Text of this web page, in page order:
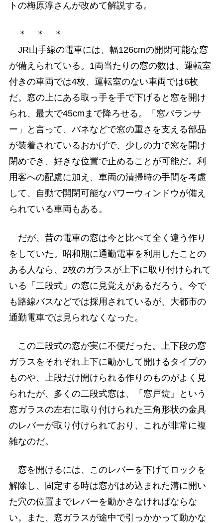
トの梅原淳さんが改めて解説する。
＊ ＊ ＊
JR山手線の電車には、幅126cmの開閉可能な窓
が備えられている。1両当たりの窓の数は、運転室
付きの車両では4枚、運転室のない車両では6枚
だ。窓の上にある取っ手を手で下げると窓を開け
られ、最大で45cmまで降ろせる。「窓バランサ
ー」と言って、バネなどで窓の重さを支える部品
が装着されているおかげで、少しの力で窓を開け
閉めでき、好きな位置で止めることが可能だ。利
用客への配慮に加え、車両の清掃時の手間を考慮
して、自動で開閉可能なパワーウィンドウが備え
られている車両もある。
だが、昔の電車の窓は今と比べて全く違う作り
をしていた。昭和期に通勤電車を利用したことの
ある人なら、2枚のガラスが上下に取り付けられて
いる「二段式」の窓に見覚えがあるだろう。今で
も路線バスなどでは採用されているが、大都市の
通勤電車では見られなくなった。
この二段式の窓が実に不便だった。上下段の窓
ガラスをそれぞれ上下に動かして開けるタイプの
ものや、上段だけ開けられる作りのものがよく見
られたが、多くの二段式窓は、「窓戸錠」という
窓ガラスの左右に取り付けられた三角形状の金具
のレバーが取り付けられており、これが非常に複
雑なのだ。
窓を開けるには、このレバーを下げてロックを
解除し、固定する時は窓がはめ込まれた溝に開い
た穴の位置までレバーを動かさなければならな
い。また、窓ガラスが途中で引っかかって動かな